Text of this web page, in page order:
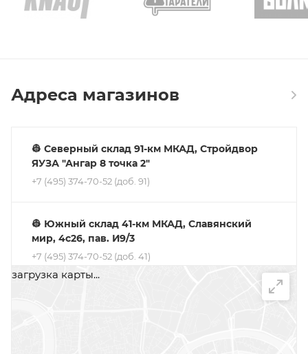
Адреса магазинов
👷 Северный склад 91-км МКАД, Стройдвор
ЯУЗА "Ангар 8 точка 2"
+7 (495) 374-70-52 (доб. 91)
👷 Южный склад 41-км МКАД, Славянский
мир, 4с26, пав. И9/3
+7 (495) 374-70-52 (доб. 41)
загрузка карты...